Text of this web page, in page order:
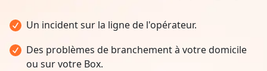
Un incident sur la ligne de l'opérateur.
Des problèmes de branchement à votre domicile
ou sur votre Box.